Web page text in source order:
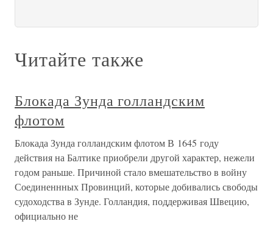
Читайте также
Блокада Зунда голландским
флотом
Блокада Зунда голландским флотом В 1645 году
действия на Балтике приобрели другой характер, нежели
годом раньше. Причиной стало вмешательство в войну
Соединеннных Провинций, которые добивались свободы
судоходства в Зунде. Голландия, поддерживая Швецию,
официально не